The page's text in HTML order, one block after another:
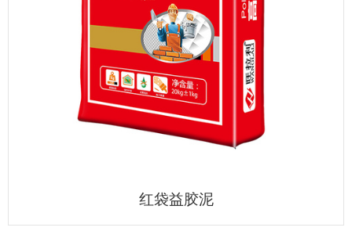
红袋益胶泥